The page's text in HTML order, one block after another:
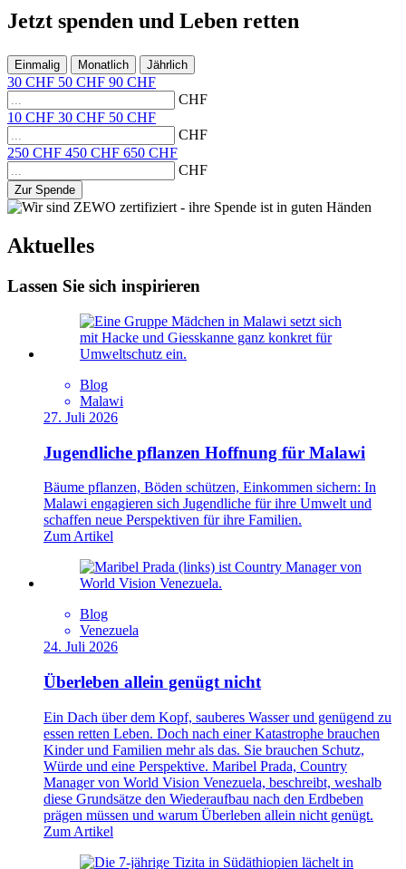
Jetzt spenden und Leben retten
Einmalig Monatlich Jährlich
30 CHF 50 CHF 90 CHF
CHF
10 CHF 30 CHF 50 CHF
CHF
250 CHF 450 CHF 650 CHF
CHF
Zur Spende
Aktuelles
Lassen Sie sich inspirieren
Blog
Malawi
27. Juli 2026
Jugendliche pflanzen Hoffnung für Malawi
Bäume pflanzen, Böden schützen, Einkommen sichern: In
Malawi engagieren sich Jugendliche für ihre Umwelt und
schaffen neue Perspektiven für ihre Familien.
Zum Artikel
Blog
Venezuela
24. Juli 2026
Überleben allein genügt nicht
Ein Dach über dem Kopf, sauberes Wasser und genügend zu
essen retten Leben. Doch nach einer Katastrophe brauchen
Kinder und Familien mehr als das. Sie brauchen Schutz,
Würde und eine Perspektive. Maribel Prada, Country
Manager von World Vision Venezuela, beschreibt, weshalb
diese Grundsätze den Wiederaufbau nach den Erdbeben
prägen müssen und warum Überleben allein nicht genügt.
Zum Artikel